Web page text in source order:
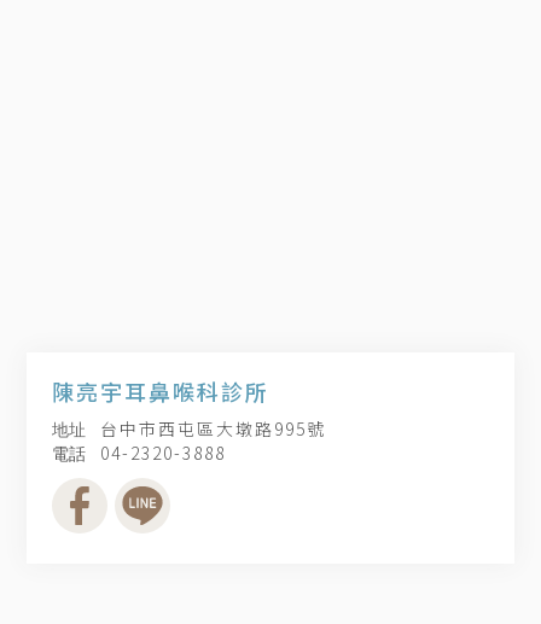
陳亮宇耳鼻喉科診所
台中市西屯區大墩路995號
04-2320-3888